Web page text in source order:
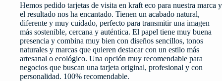
Hemos pedido tarjetas de visita en kraft eco para nuestra marca y
el resultado nos ha encantado. Tienen un acabado natural,
diferente y muy cuidado, perfecto para transmitir una imagen
más sostenible, cercana y auténtica. El papel tiene muy buena
presencia y combina muy bien con diseños sencillos, tonos
naturales y marcas que quieren destacar con un estilo más
artesanal o ecológico. Una opción muy recomendable para
negocios que buscan una tarjeta original, profesional y con
personalidad. 100% recomendable.